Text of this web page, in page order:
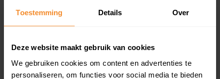
Toestemming Details Over
Deze website maakt gebruik van cookies
We gebruiken cookies om content en advertenties te
personaliseren, om functies voor social media te bieden
Een overzicht van alle verkochte woningen (koopsom
en koopdatum) binnen een postcodegebied. Dit